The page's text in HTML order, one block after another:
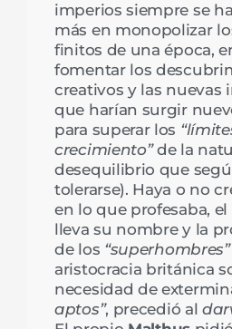
imperios siempre se
más en monopolizar
finitos de una época,
fomentar los
creativos y las nuevas
que harían surgir
para superar los
crecimiento”de la
desequilibrio que
tolerarse). Haya o no
en lo que profesaba,
lleva su nombre y la
de los “superhombres”
aristocracia británica
necesidad de
aptos”, precedió al